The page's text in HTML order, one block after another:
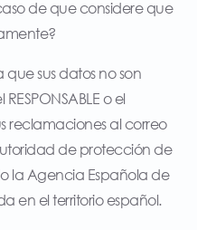
de que considere que
sus datos no son
o el
reclamaciones al correo
de protección de
la Agencia Española de
en el territorio español.